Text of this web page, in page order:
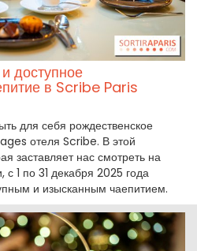
доступное
в Scribe Paris
для себя рождественское
отеля Scribe. В этой
заставляет нас смотреть на
с 1 по 31 декабря 2025 года
и изысканным чаепитием.